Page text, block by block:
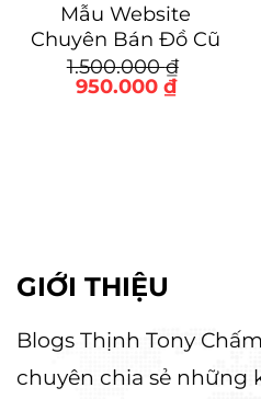
Mẫu Website
Chuyên Bán Đồ Cũ
1.500.000₫
Giá
950.000 ₫Giá
hiện
GIỚI THIỆU
Blogs Thịnh Tony
chuyên chia sẻ những